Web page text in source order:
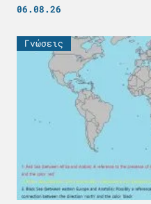
06.08.26
Γνώσεις